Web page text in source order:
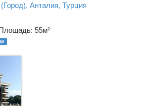
Анталия, Турция
55м²